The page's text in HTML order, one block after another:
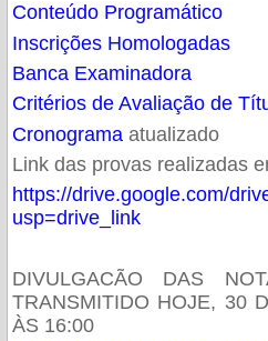
Conteúdo Programático
Inscrições Homologadas
Banca Examinadora
Critérios de Avaliação de
Cronogramaatualizado
Link das provas realizadas
https://drive.google.com/
usp=drive_link
DIVULGACÃO DAS
TRANSMITIDO HOJE, 30
ÀS 16:00